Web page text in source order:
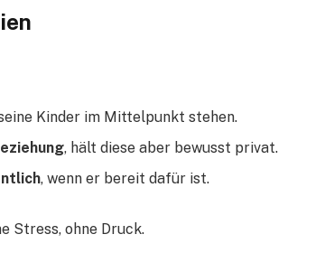
Kinder im Mittelpunkt stehen.
, hält diese aber bewusst privat.
, wenn er bereit dafür ist.
Stress, ohne Druck.